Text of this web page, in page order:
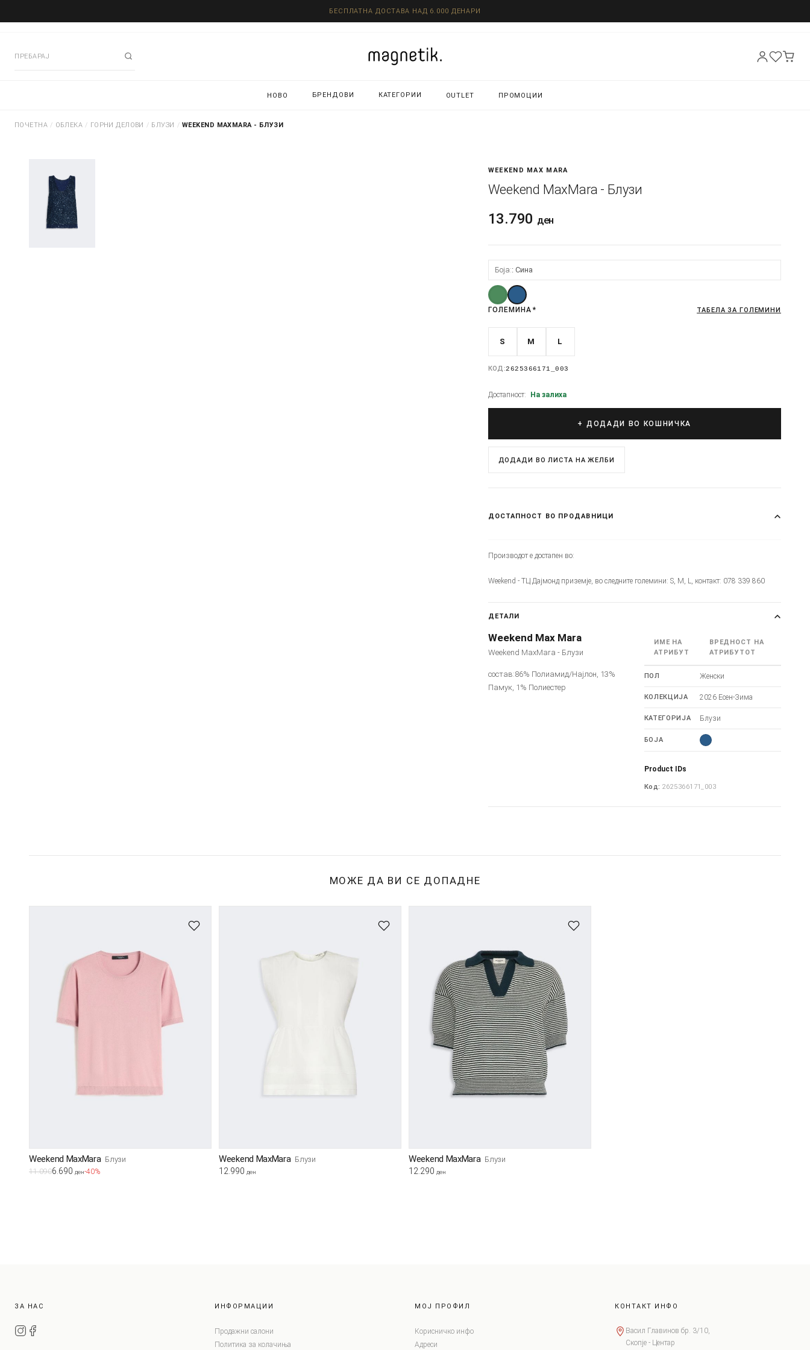
БЕСПЛАТНА ДОСТАВА НАД 6.000 ДЕНАРИ
НОВО БРЕНДОВИ КАТЕГОРИИ OUTLET ПРОМОЦИИ
ПОЧЕТНА / ОБЛЕКА / ГОРНИ ДЕЛОВИ / БЛУЗИ / WEEKEND MAXMARA - БЛУЗИ
WEEKEND MAX MARA
Weekend MaxMara - Блузи
13.790 ден
Боја: Сина
ГОЛЕМИНА * ТАБЕЛА ЗА ГОЛЕМИНИ
S M L
КОД:2625366171_003
Достапност: На залиха
+ ДОДАДИ ВО КОШНИЧКА
ДОДАДИ ВО ЛИСТА НА ЖЕЛБИ
ДОСТАПНОСТ ВО ПРОДАВНИЦИ
Производот е достапен во:
Weekend - ТЦ Дајмонд приземје, во следните големини: S, M, L, контакт: 078 339 860
ДЕТАЛИ
Weekend Max Mara
Weekend MaxMara - Блузи
состав:86% Полиамид/Најлон, 13%
Памук, 1% Полиестер
ИМЕ НА
АТРИБУТ
ВРЕДНОСТ НА
АТРИБУТОТ
ПОЛ Женски
КОЛЕКЦИЈА 2026 Есен-Зима
КАТЕГОРИЈА Блузи
БОЈА
Product IDs
Код: 2625366171_003
МОЖЕ ДА ВИ СЕ ДОПАДНЕ
Weekend MaxMara Блузи
11.0906.690 ден-40%
Weekend MaxMara Блузи
12.990 ден
Weekend MaxMara Блузи
12.290 ден
ЗА НАС ИНФОРМАЦИИ
Продажни салони
Политика за колачиња
МОЈ ПРОФИЛ
Корисничко инфо
Адреси
КОНТАКТ ИНФО
Васил Главинов бр. 3/10,
Скопје - Центар